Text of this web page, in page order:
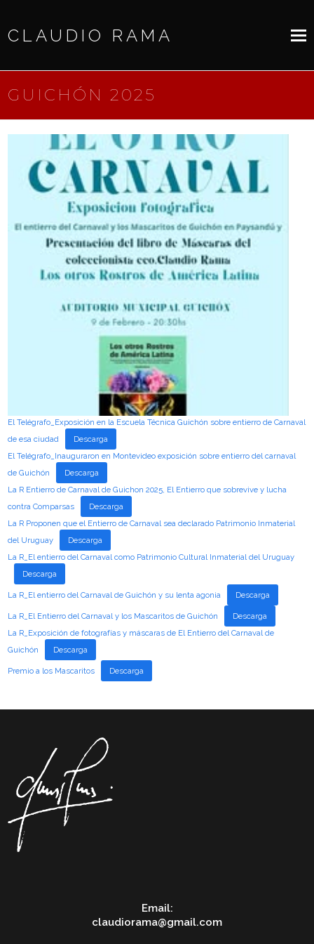
CLAUDIO RAMA
GUICHÓN 2025
El Telégrafo_Exposición en la Escuela Técnica Guichón sobre entierro de Carnaval
de esa ciudad
Descarga
El Telégrafo_Inauguraron en Montevideo exposición sobre entierro del carnaval
de Guichón
Descarga
La R Entierro de Carnaval de Guichon 2025, El Entierro que sobrevive y lucha
contra Comparsas
Descarga
La R Proponen que el Entierro de Carnaval sea declarado Patrimonio Inmaterial
del Uruguay
Descarga
La R_El entierro del Carnaval como Patrimonio Cultural Inmaterial del Uruguay
Descarga
La R_El entierro del Carnaval de Guichón y su lenta agonia Descarga
La R_El Entierro del Carnaval y los Mascaritos de Guichón
Descarga
La R_Exposición de fotografías y máscaras de El Entierro del Carnaval de
Guichón
Descarga
Premio a los Mascaritos Descarga
Email:
claudiorama@gmail.com